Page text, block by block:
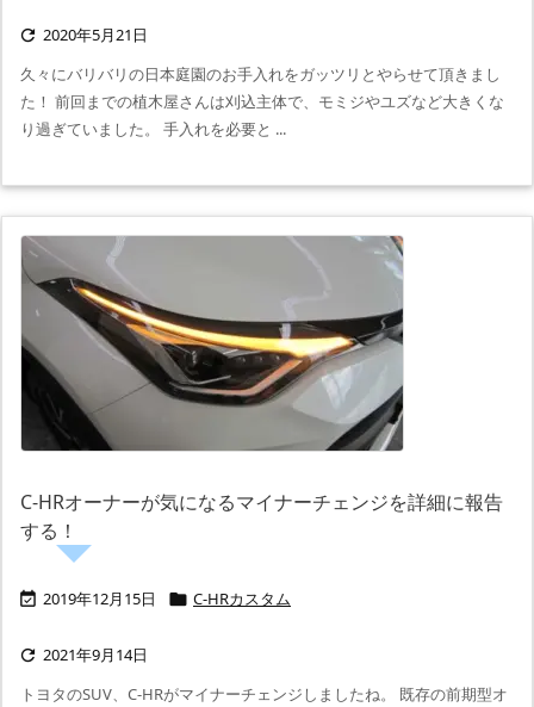
 2020年5月21日
久々にバリバリの日本庭園のお手入れをガッツリとやらせて頂きまし
た！ 前回までの植木屋さんは刈込主体で、モミジやユズなど大きくな
り過ぎていました。 手入れを必要と ...
C-HRオーナーが気になるマイナーチェンジを詳細に報告
する！
 2019年12月15日  C-HRカスタム
 2021年9月14日
トヨタのSUV、C-HRがマイナーチェンジしましたね。 既存の前期型オ